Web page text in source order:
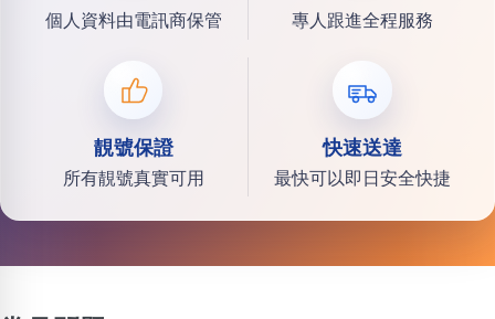
個人資料由電訊商保管 專人跟進全程服務
靚號保證
所有靚號真實可用
快速送達
最快可以即日安全快捷